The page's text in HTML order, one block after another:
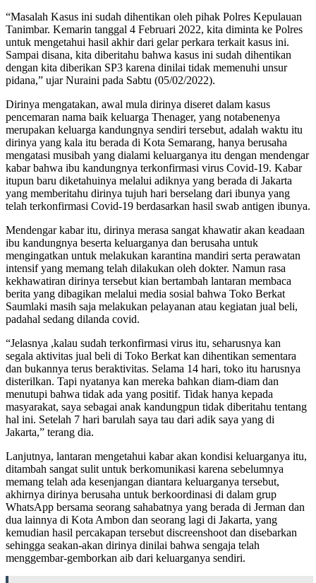
“Masalah Kasus ini sudah dihentikan oleh pihak Polres Kepulauan
Tanimbar. Kemarin tanggal 4 Februari 2022, kita diminta ke Polres
untuk mengetahui hasil akhir dari gelar perkara terkait kasus ini.
Sampai disana, kita diberitahu bahwa kasus ini sudah dihentikan
dengan kita diberikan SP3 karena dinilai tidak memenuhi unsur
pidana,” ujar Nuraini pada Sabtu (05/02/2022).
Dirinya mengatakan, awal mula dirinya diseret dalam kasus
pencemaran nama baik keluarga Thenager, yang notabenenya
merupakan keluarga kandungnya sendiri tersebut, adalah waktu itu
dirinya yang kala itu berada di Kota Semarang, hanya berusaha
mengatasi musibah yang dialami keluarganya itu dengan mendengar
kabar bahwa ibu kandungnya terkonfirmasi virus Covid-19. Kabar
itupun baru diketahuinya melalui adiknya yang berada di Jakarta
yang memberitahu dirinya tujuh hari berselang dari ibunya yang
telah terkonfirmasi Covid-19 berdasarkan hasil swab antigen ibunya.
Mendengar kabar itu, dirinya merasa sangat khawatir akan keadaan
ibu kandungnya beserta keluarganya dan berusaha untuk
mengingatkan untuk melakukan karantina mandiri serta perawatan
intensif yang memang telah dilakukan oleh dokter. Namun rasa
kekhawatiran dirinya tersebut kian bertambah lantaran membaca
berita yang dibagikan melalui media sosial bahwa Toko Berkat
Saumlaki masih saja melakukan pelayanan atau kegiatan jual beli,
padahal sedang dilanda covid.
“Jelasnya ,kalau sudah terkonfirmasi virus itu, seharusnya kan
segala aktivitas jual beli di Toko Berkat kan dihentikan sementara
dan bukannya terus beraktivitas. Selama 14 hari, toko itu harusnya
disterilkan. Tapi nyatanya kan mereka bahkan diam-diam dan
menutupi bahwa tidak ada yang positif. Tidak hanya kepada
masyarakat, saya sebagai anak kandungpun tidak diberitahu tentang
hal ini. Setelah 7 hari barulah saya tau dari adik saya yang di
Jakarta,” terang dia.
Lanjutnya, lantaran mengetahui kabar akan kondisi keluarganya itu,
ditambah sangat sulit untuk berkomunikasi karena sebelumnya
memang telah ada kesenjangan diantara keluarganya tersebut,
akhirnya dirinya berusaha untuk berkoordinasi di dalam grup
WhatsApp bersama seorang sahabatnya yang berada di Jerman dan
dua lainnya di Kota Ambon dan seorang lagi di Jakarta, yang
kemudian hasil percakapan tersebut discreenshoot dan disebarkan
sehingga seakan-akan dirinya dinilai bahwa sengaja telah
menggembar-gemborkan aib dari keluarganya sendiri.